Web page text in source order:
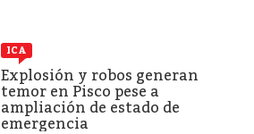
ICA
Explosión y robos generan
temor en Pisco pese a
ampliación de estado de
emergencia